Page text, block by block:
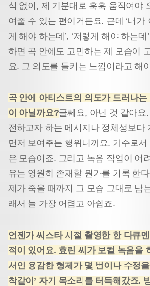
식 없이, 제 기분대로 훅훅 움직여야
여줄 수 있는 편이거든요. 근데 ‘내가
게 해야 하는데’, ‘저렇게 해야 하는데
하면 곡 안에도 고민하는 제 모습이
요. 그 의도를 들키는 느낌이라고 해
곡 안에 아티스트의 의도가 드러나
이 아닐까요?글쎄요, 아닌 것 같아요
전하고자 하는 메시지나 정체성보다
먼저 보여주는 행위니까요. 가수로
은 모습이죠. 그리고 녹음 작업이 어
유는 영원히 존재할 뭔가를 기록 한
제가 죽을 때까지 그 모습 그대로 남
래서 늘 가장 어렵고 아쉽죠.
언젠가 씨스타 시절 촬영한 한 다큐
적이 있어요. 효린 씨가 보컬 녹음을
서인 용감한 형제가 몇 번이나 수정
착같이’ 자기 목소리를 터득해갔죠.